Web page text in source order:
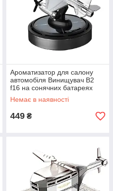
Ароматизатор для салону
автомобіля Винищувач B2
f16 на сонячних батареях
(Сріблястий)
Немає в наявності
449 ₴